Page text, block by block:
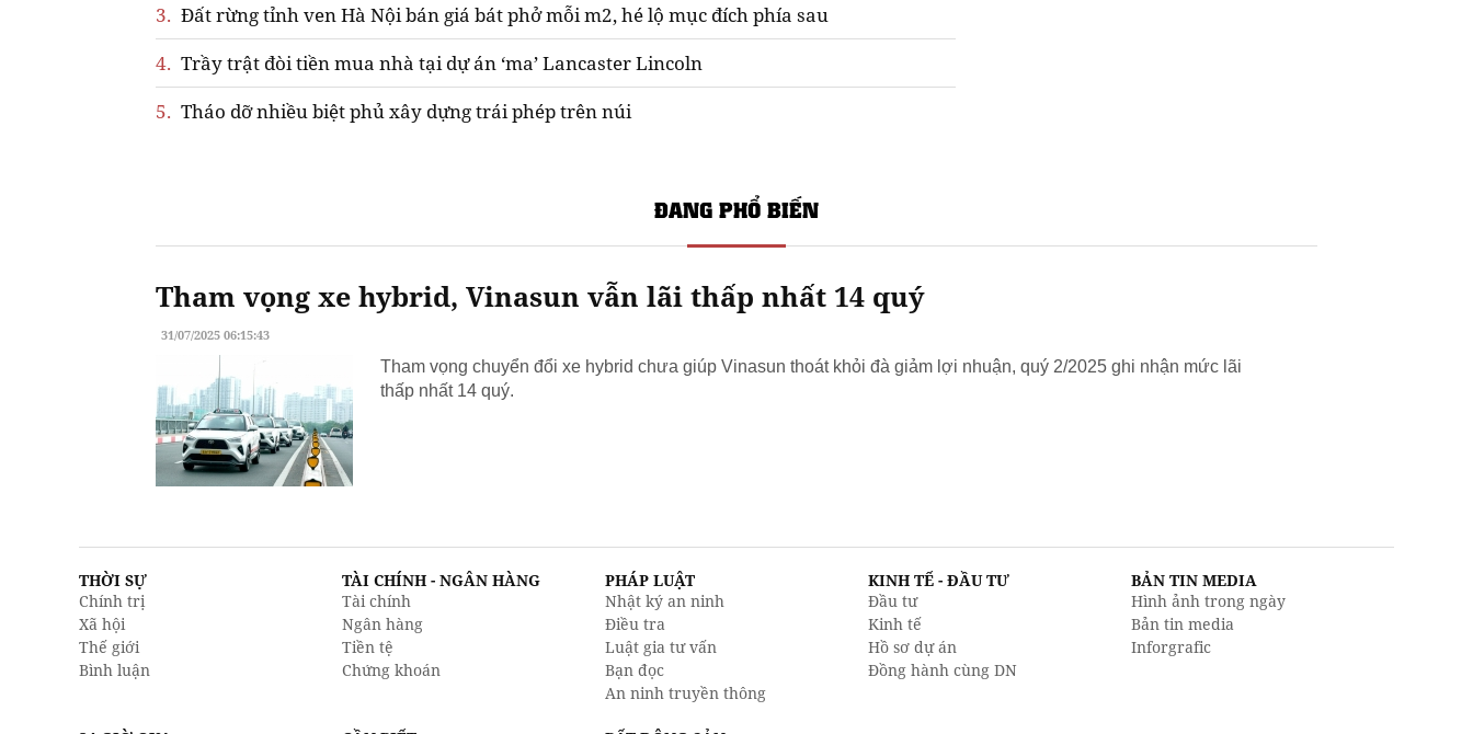
3. Đất rừng tỉnh ven Hà Nội bán giá bát phở mỗi m2, hé lộ mục đích phía sau
4. Trầy trật đòi tiền mua nhà tại dự án ‘ma’ Lancaster Lincoln
5. Tháo dỡ nhiều biệt phủ xây dựng trái phép trên núi
ĐANG PHỔ BIẾN
Tham vọng xe hybrid, Vinasun vẫn lãi thấp nhất 14 quý
31/07/2025 06:15:43
Tham vọng chuyển đổi xe hybrid chưa giúp Vinasun thoát khỏi đà giảm lợi nhuận, quý 2/2025 ghi nhận mức lãi
thấp nhất 14 quý.
THỜI SỰ
Chính trị
Xã hội
Thế giới
Bình luận
TÀI CHÍNH - NGÂN HÀNG
Tài chính
Ngân hàng
Tiền tệ
Chứng khoán
PHÁP LUẬT
Nhật ký an ninh
Điều tra
Luật gia tư vấn
Bạn đọc
An ninh truyền thông
KINH TẾ - ĐẦU TƯ
Đầu tư
Kinh tế
Hồ sơ dự án
Đồng hành cùng DN
BẢN TIN MEDIA
Hình ảnh trong ngày
Bản tin media
Inforgrafic